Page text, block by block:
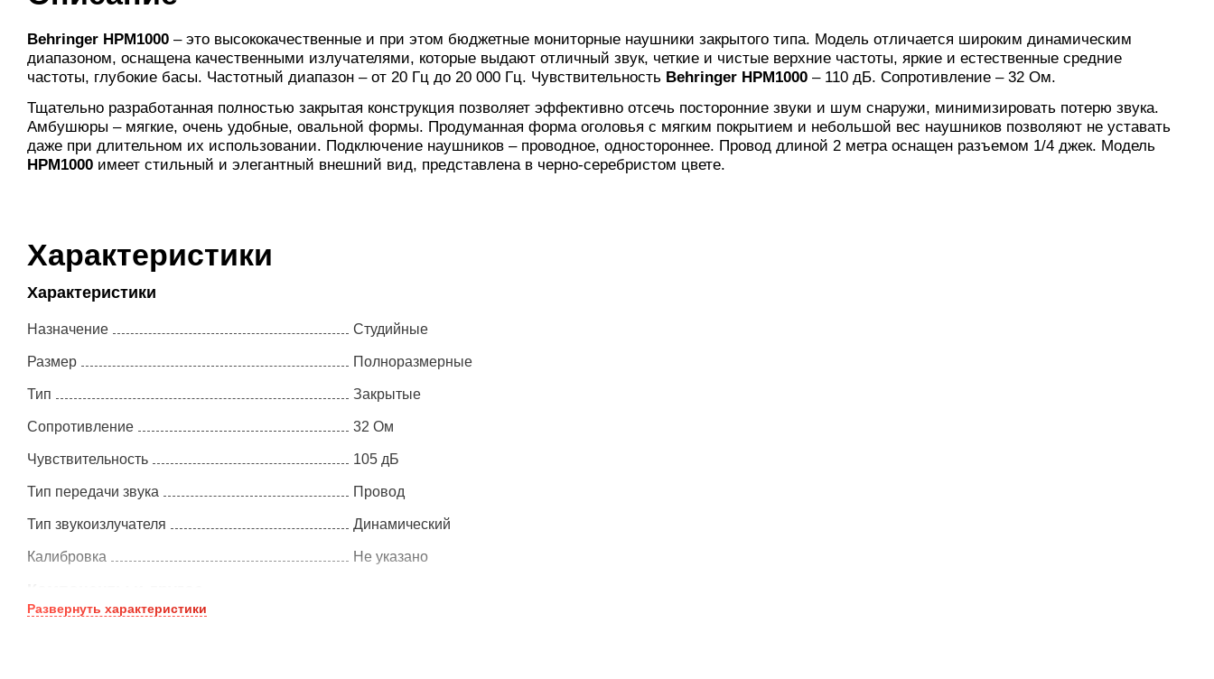
Behringer HPM1000 – это высококачественные и при этом бюджетные мониторные наушники закрытого типа. Модель отличается широким динамическим
диапазоном, оснащена качественными излучателями, которые выдают отличный звук, четкие и чистые верхние частоты, яркие и естественные средние
частоты, глубокие басы. Частотный диапазон – от 20 Гц до 20 000 Гц. Чувствительность Behringer HPM1000 – 110 дБ. Сопротивление – 32 Ом.
Тщательно разработанная полностью закрытая конструкция позволяет эффективно отсечь посторонние звуки и шум снаружи, минимизировать потерю звука.
Амбушюры – мягкие, очень удобные, овальной формы. Продуманная форма оголовья с мягким покрытием и небольшой вес наушников позволяют не уставать
даже при длительном их использовании. Подключение наушников – проводное, одностороннее. Провод длиной 2 метра оснащен разъемом 1/4 джек. Модель
HPM1000 имеет стильный и элегантный внешний вид, представлена в черно-серебристом цвете.
Характеристики
Характеристики
Назначение Студийные
Размер Полноразмерные
Тип Закрытые
Сопротивление 32 Ом
Чувствительность 105 дБ
Тип передачи звука Провод
Тип звукоизлучателя Динамический
Калибровка Не указано
Развернуть характеристики